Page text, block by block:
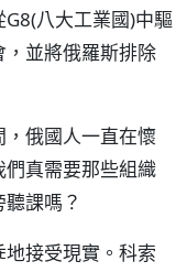
八大工業國)中驅
並將俄羅斯排除
俄國人一直在懷
真需要那些組織
課嗎？
接受現實。科索